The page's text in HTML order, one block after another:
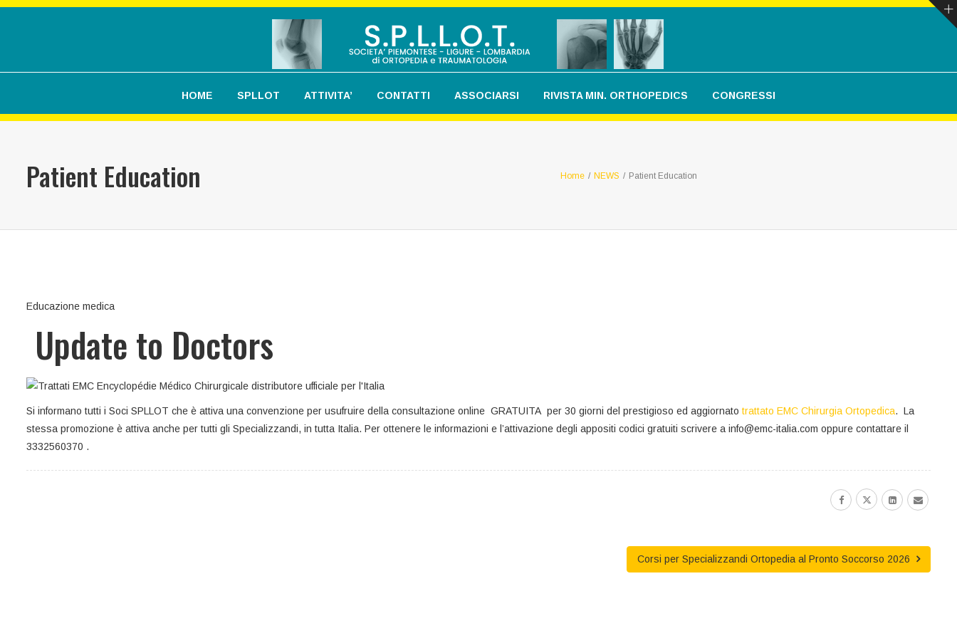
HOME SPLLOT ATTIVITA’ CONTATTI ASSOCIARSI RIVISTA MIN. ORTHOPEDICS CONGRESSI
Patient Education Home / NEWS / Patient Education
Educazione medica
Update to Doctors
Si informano tutti i Soci SPLLOT che è attiva una convenzione per usufruire della consultazione online GRATUITA per 30 giorni del prestigioso ed aggiornato trattato EMC Chirurgia Ortopedica. La
stessa promozione è attiva anche per tutti gli Specializzandi, in tutta Italia. Per ottenere le informazioni e l’attivazione degli appositi codici gratuiti scrivere a info@emc-italia.com oppure contattare il
3332560370 .
Corsi per Specializzandi Ortopedia al Pronto Soccorso 2026